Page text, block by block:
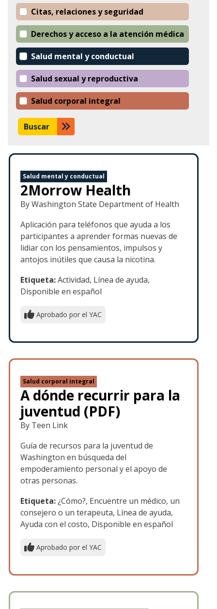
Citas, relaciones y seguridad
Derechos y acceso a la atención médica
Salud mental y conductual
Salud sexual y reproductiva
Salud corporal integral
Buscar
Salud mental y conductual
2Morrow Health
By Washington State Department of Health
Aplicación para teléfonos que ayuda a los
participantes a aprender formas nuevas de
lidiar con los pensamientos, impulsos y
antojos inútiles que causa la nicotina.
Etiqueta:Actividad, Línea de ayuda,
Disponible en español
Aprobado por el YAC
Salud corporal integral
A dónde recurrir para la
juventud (PDF)
By Teen Link
Guía de recursos para la juventud de
Washington en búsqueda del
empoderamiento personal y el apoyo de
otras personas.
Etiqueta:¿Cómo?, Encuentre un médico, un
consejero o un terapeuta, Línea de ayuda,
Ayuda con el costo, Disponible en español
Aprobado por el YAC